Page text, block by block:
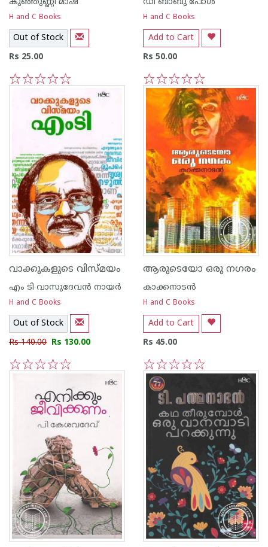
കുഞ്ഞുണ്ണി മാഷ്‌
H and C Books
Out of Stock
Rs 25.00
ഡി ബാബു പോള്‍
H and C Books
Add to Cart
Rs 50.00
5
4
3
2
1
വാക്കുകളുടെ വിസ്മയം
എം ടി വാസുദേവന്‍ നായര്‍
H and C Books
Out of Stock
Rs 140.00 Rs 130.00
ആരുടെയോ ഒരു നഗരം
കാക്കനാടന്‍
H and C Books
Add to Cart
Rs 45.00
5
4
3
2
1